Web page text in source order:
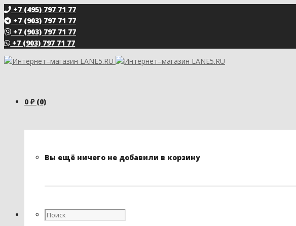
+7 (495) 797 71 77
+7 (903) 797 71 77
+7 (903) 797 71 77
+7 (903) 797 71 77
0 ₽(0)
Вы ещё ничего не добавили в корзину